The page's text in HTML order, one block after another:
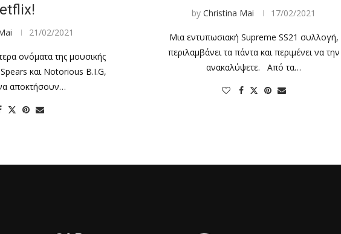
21/02/2021
ονόματα της μουσικής
και Notorious B.I.G,
αποκτήσουν…
byChristina Mai 17/02/2021
Μια εντυπωσιακή Supreme SS21 συλλογή,
περιλαμβάνει τα πάντα και περιμένει να την
ανακαλύψετε. Από τα…